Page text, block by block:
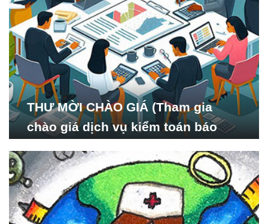
THƯ MỜI CHÀO GIÁ (Tham gia
chào giá dịch vụ kiểm toán báo
Nghiên cứu Phát triển Xã
hội_ISDS)